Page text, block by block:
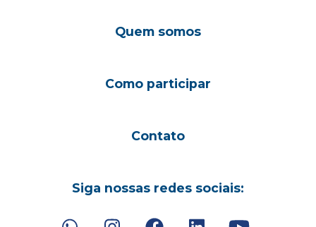
Quem somos
Como participar
Contato
Siga nossas redes sociais: